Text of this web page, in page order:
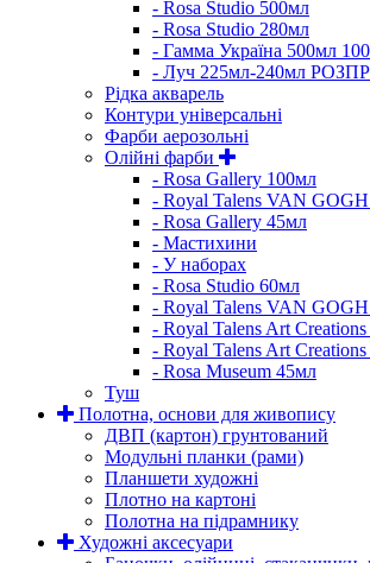
- Rosa Studio 500мл
- Rosa Studio 280мл
- Гамма Україна 500мл
- Луч 225мл-240мл
Рідка акварель
Контури універсальні
Фарби аерозольні
Олійні фарби
- Rosa Gallery 100мл
- Royal Talens VAN
- Rosa Gallery 45мл
- Мастихини
- У наборах
- Rosa Studio 60мл
- Royal Talens VAN
- Royal Talens Art
- Royal Talens Art
- Rosa Museum 45мл
Туш
Полотна, основи для живопису
ДВП (картон) грунтований
Модульні планки (рами)
Планшети художні
Плотно на картоні
Полотна на підрамнику
Художні аксесуари